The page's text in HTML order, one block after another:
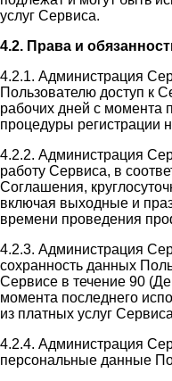
услуг Сервиса.
4.2. Права и
4.2.1. Администрация
Пользователю доступ к
рабочих дней с момента
процедуры регистрации
4.2.2. Администрация
работу Сервиса, в
Соглашения,
включая выходные и
времени проведения
4.2.3. Администрация
сохранность данных
Сервисе в течение 90
момента последнего
из платных услуг
4.2.4. Администрация
персональные данные